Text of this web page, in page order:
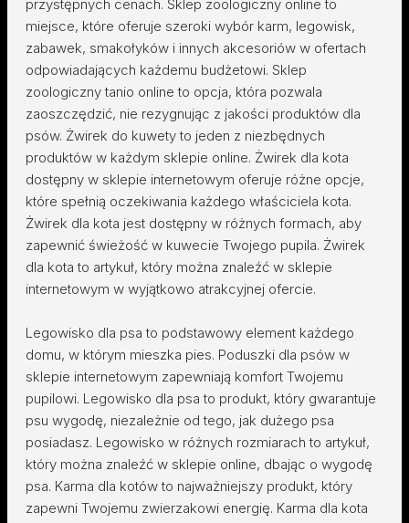
przystępnych cenach. Sklep zoologiczny online to
miejsce, które oferuje szeroki wybór karm, legowisk,
zabawek, smakołyków i innych akcesoriów w ofertach
odpowiadających każdemu budżetowi. Sklep
zoologiczny tanio online to opcja, która pozwala
zaoszczędzić, nie rezygnując z jakości produktów dla
psów. Żwirek do kuwety to jeden z niezbędnych
produktów w każdym sklepie online. Żwirek dla kota
dostępny w sklepie internetowym oferuje różne opcje,
które spełnią oczekiwania każdego właściciela kota.
Żwirek dla kota jest dostępny w różnych formach, aby
zapewnić świeżość w kuwecie Twojego pupila. Żwirek
dla kota to artykuł, który można znaleźć w sklepie
internetowym w wyjątkowo atrakcyjnej ofercie.
Legowisko dla psa to podstawowy element każdego
domu, w którym mieszka pies. Poduszki dla psów w
sklepie internetowym zapewniają komfort Twojemu
pupilowi. Legowisko dla psa to produkt, który gwarantuje
psu wygodę, niezależnie od tego, jak dużego psa
posiadasz. Legowisko w różnych rozmiarach to artykuł,
który można znaleźć w sklepie online, dbając o wygodę
psa. Karma dla kotów to najważniejszy produkt, który
zapewni Twojemu zwierzakowi energię. Karma dla kota